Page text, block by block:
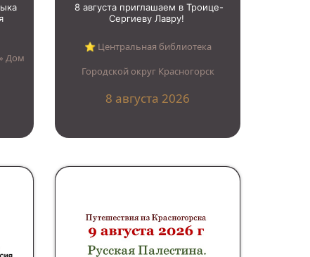
Дом
8 августа приглашаем в Троице-
Сергиеву Лавру!
⭐︎ Центральная библиотека
Городской округ Красногорск
8 августа 2026